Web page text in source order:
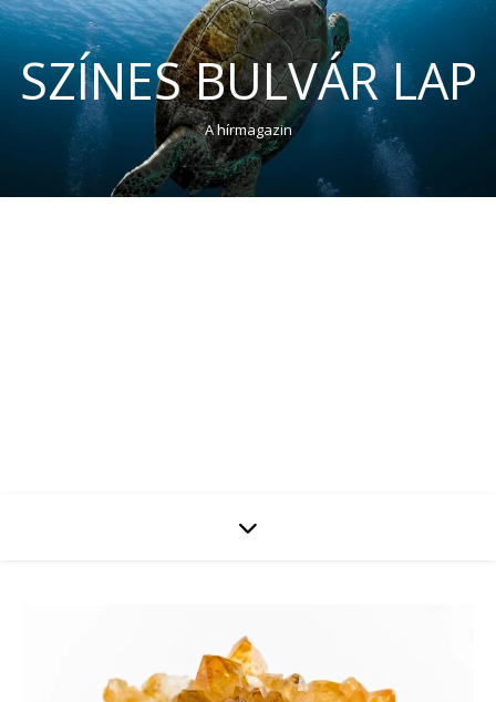
SZÍNES BULVÁR LAP
A hírmagazin